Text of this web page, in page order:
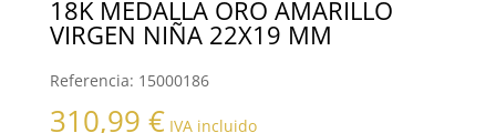
18K MEDALLA ORO AMARILLO
VIRGEN NIÑA 22X19 MM
Referencia: 15000186
310,99 € IVA incluido